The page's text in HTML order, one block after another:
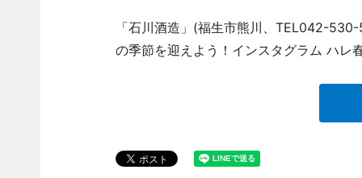
「石川酒造」(福生市熊川、TEL042-
の季節を迎えよう！インスタグラム ハレ